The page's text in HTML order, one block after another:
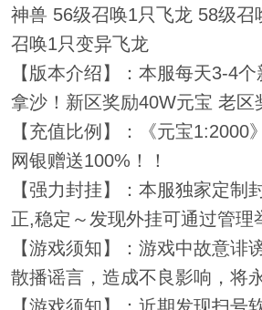
神兽 56级召唤1只飞龙 58级召
召唤1只变异飞龙
【版本介绍】：本服每天3-4
拿沙！新区奖励40W元宝 老区
【充值比例】：《元宝1:2000
网银赠送100%！！
【强力封挂】：本服独家定制
正,稳定～发现外挂可通过管理
【游戏须知】：游戏中故意诽
散播谣言，造成不良影响，将